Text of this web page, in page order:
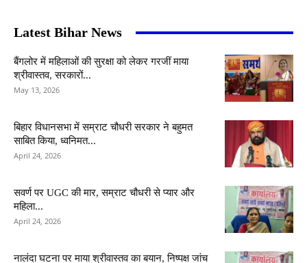
Latest Bihar News
बैंगलोर में महिलाओं की सुरक्षा को लेकर गरजीं माया
श्रीवास्तव, सरकारों...
May 13, 2026
बिहार विधानसभा में सम्राट चौधरी सरकार ने बहुमत
साबित किया, ध्वनिमत...
April 24, 2026
सवर्ण पर UGC की मार, सम्राट चौधरी से प्यार और
महिला...
April 24, 2026
नालंदा घटना पर माया श्रीवास्तव का बयान, निष्पक्ष जांच